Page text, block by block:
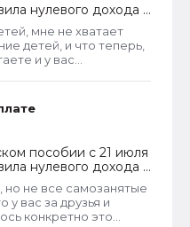
нулевого дохода и
пособий по месту
мне не хватает
детей, и что теперь,
и у вас
пособии с 21 июля
нулевого дохода и
пособий по месту
но не все самозанятые
у вас за друзья и
конкретно это